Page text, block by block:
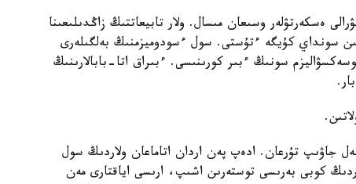
ەسكەرتۋلەر وسىعان مىسال. ولار تابيعاتتىڭ زاڭدىلىعىنا
سونداي كۇيگە ءتۇستى. سول ءسودوميزمنىڭ بەلگىلەرى
سونىڭ ءبىر كورىنىسى. ءبىراق اتا-بابالارىنىڭ
جاۋىپ تۇرعان. ادەپ پەن اردان اتاماعان ولاردىڭ سول
كوبى بەرىسى توستەرىن اشىپ، ارىسى اياقتارى مەن